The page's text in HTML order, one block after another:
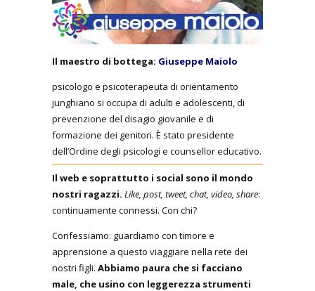
Il maestro di bottega: Giuseppe Maiolo
psicologo e psicoterapeuta di orientamento
junghiano si occupa di adulti e adolescenti, di
prevenzione del disagio giovanile e di
formazione dei genitori. È stato presidente
dell’Ordine degli psicologi e counsellor educativo.
Il web e soprattutto i social sono il mondo
nostri ragazzi. Like, post, tweet, chat, video, share:
continuamente connessi. Con chi?
Confessiamo: guardiamo con timore e
apprensione a questo viaggiare nella rete dei
nostri figli. Abbiamo paura che si facciano
male, che usino con leggerezza strumenti